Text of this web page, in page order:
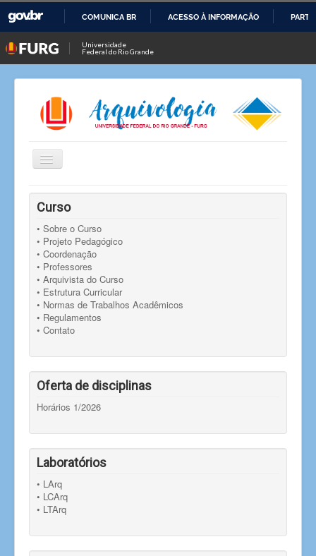
O
CONTEÚDO
COMUNICA BR ACESSO À INFORMAÇÃO
Universidade
Federal do Rio Grande
Alternar
Navegação
Você está aqui:
Curso
• Sobre o Curso
• Projeto Pedagógico
• Coordenação
• Professores
• Arquivista do Curso
• Estrutura Curricular
• Normas de Trabalhos Acadêmicos
• Regulamentos
• Contato
Oferta de disciplinas
Horários 1/2026
Laboratórios
• LArq
• LCArq
• LTArq